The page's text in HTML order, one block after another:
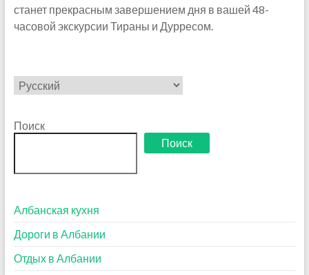
станет прекрасным завершением дня в вашей 48-
часовой экскурсии Тираны и Дурресом.
Выбрать
язык
Поиск
Поиск
Албанская кухня
Дороги в Албании
Отдых в Албании